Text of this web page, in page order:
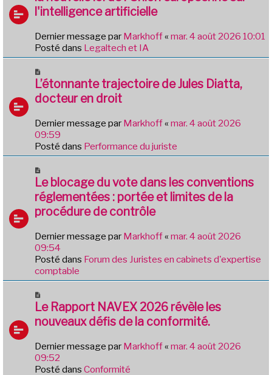
e
u
v
a
u
s
s
g
e
l'intelligence artificielle
Dernier message par Markhoff« mar. 4 août 2026 10:01
Posté dans Legaltech et IA
o
u
v
a
u
m
s
a
g
L’étonnante trajectoire de Jules Diatta,
docteur en droit
Dernier message par Markhoff« mar. 4 août 2026
09:59
Posté dans Performance du juriste
o
u
v
e
u
m
e
s
s
g
e
Le blocage du vote dans les conventions
réglementées : portée et limites de la
procédure de contrôle
Dernier message par Markhoff« mar. 4 août 2026
09:54
Posté dans Forum des Juristes en cabinets d'expertise
comptable
o
u
v
a
u
Le Rapport NAVEX 2026 révèle les
nouveaux défis de la conformité.
Dernier message par Markhoff« mar. 4 août 2026
09:52
Posté dans Conformité